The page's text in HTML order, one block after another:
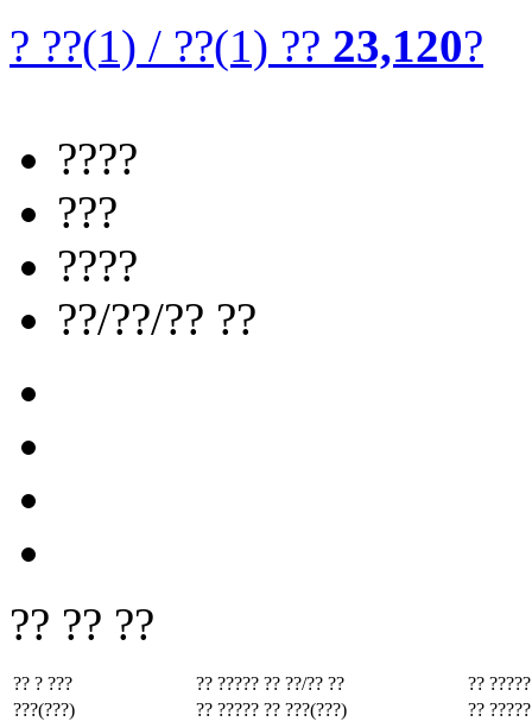
? ??(1) / ??(1) ?? 23,120?
????
???
????
??/??/?? ??
?? ?? ??
?? ? ??? ?? ????? ?? ??/?? ??
??
???(???)
?? ????? ?? ???(???)
??